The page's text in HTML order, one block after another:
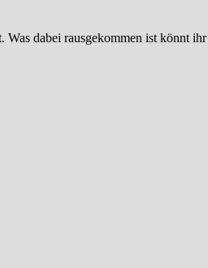
Was dabei rausgekommen ist könnt ihr